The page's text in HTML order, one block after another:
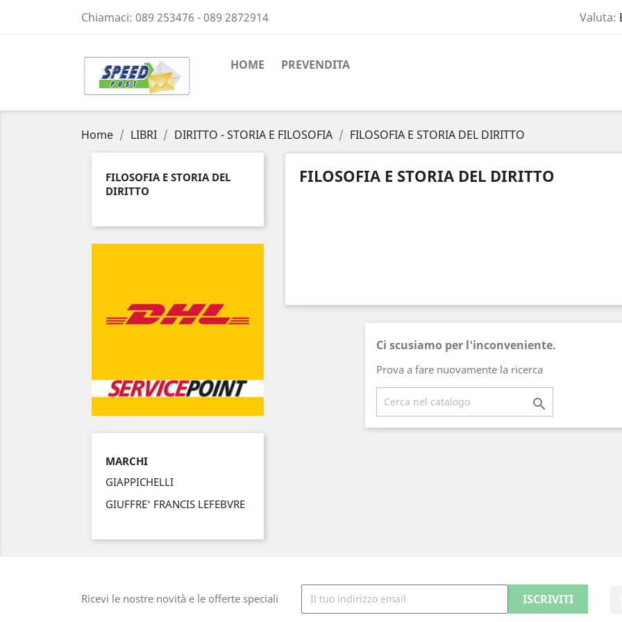
Chiamaci: 089 253476 - 089 2872914 Valuta:
HOME PREVENDITA
Home LIBRI DIRITTO - STORIA E FILOSOFIA FILOSOFIA E STORIA DEL DIRITTO
FILOSOFIA E STORIA DEL
DIRITTO
MARCHI
GIAPPICHELLI
GIUFFRE' FRANCIS LEFEBVRE
FILOSOFIA E STORIA DEL DIRITTO
Ci scusiamo per l'inconveniente.
Prova a fare nuovamente la ricerca

Ricevi le nostre novità e le offerte speciali